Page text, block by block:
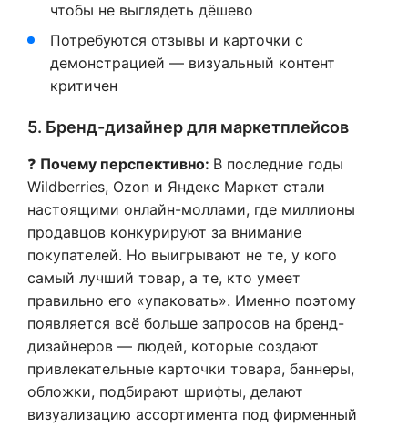
чтобы не выглядеть дёшево
Потребуются отзывы и карточки с
демонстрацией — визуальный контент
критичен
5. Бренд-дизайнер для маркетплейсов
❓ Почему перспективно: В последние годы
Wildberries, Ozon и Яндекс Маркет стали
настоящими онлайн-моллами, где миллионы
продавцов конкурируют за внимание
покупателей. Но выигрывают не те, у кого
самый лучший товар, а те, кто умеет
правильно его «упаковать». Именно поэтому
появляется всё больше запросов на бренд-
дизайнеров — людей, которые создают
привлекательные карточки товара, баннеры,
обложки, подбирают шрифты, делают
визуализацию ассортимента под фирменный